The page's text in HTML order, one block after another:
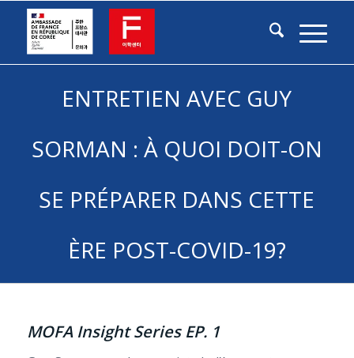
ENTRETIEN AVEC GUY
SORMAN : À QUOI DOIT-ON
SE PRÉPARER DANS CETTE
ÈRE POST-COVID-19?
MOFA Insight Series EP. 1